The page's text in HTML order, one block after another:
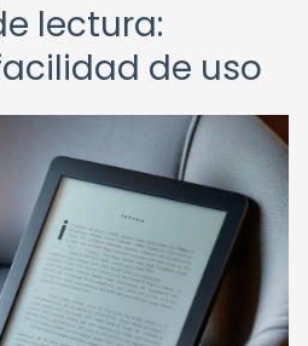
lectura:
de uso